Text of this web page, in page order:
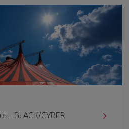
- BLACK/CYBER